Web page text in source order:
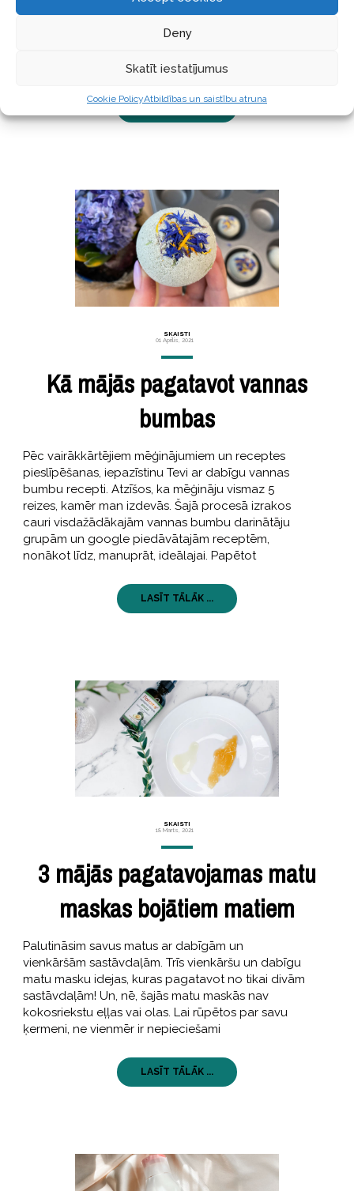
Deny
Skatīt iestatījumus
Cookie PolicyAtbildības un saistību atruna
Saprotu, ka šis ir visnotaļ svarīgs jautājums, jo viens
solis neefektīva dezodoranta virzienā var nozīmēt
SKAISTI
01 Aprīlis, 2021
Kā mājās pagatavot vannas
bumbas
Pēc vairākkārtējiem mēģinājumiem un receptes
pieslīpēšanas, iepazīstinu Tevi ar dabīgu vannas
bumbu recepti. Atzīšos, ka mēģināju vismaz 5
reizes, kamēr man izdevās. Šajā procesā izrakos
cauri visdažādākajām vannas bumbu darinātāju
grupām un google piedāvātajām receptēm,
nonākot līdz, manuprāt, ideālajai. Papētot
LASĪT TĀLĀK ...
SKAISTI
18 Marts, 2021
3 mājās pagatavojamas matu
maskas bojātiem matiem
Palutināsim savus matus ar dabīgām un
vienkāršām sastāvdaļām. Trīs vienkāršu un dabīgu
matu masku idejas, kuras pagatavot no tikai divām
sastāvdaļām! Un, nē, šajās matu maskās nav
kokosriekstu eļļas vai olas. Lai rūpētos par savu
ķermeni, ne vienmēr ir nepieciešami
LASĪT TĀLĀK ...